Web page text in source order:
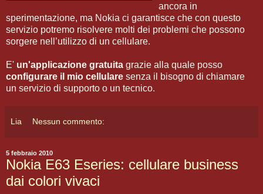
ancora in
sperimentazione, ma Nokia ci garantisce che con questo
servizio potremo risolvere molti dei problemi che possono
sorgere nell’utilizzo di un cellulare.
E' un'applicazione gratuita grazie alla quale posso
configurare il mio cellulare senza il bisogno di chiamare
un servizio di supporto o un tecnico.
Lia Nessun commento:
5 febbraio 2010
Nokia E63 Eseries: cellulare business
dai colori vivaci